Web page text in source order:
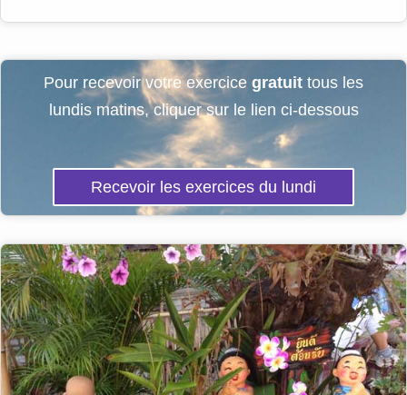
Pour recevoir votre exercice gratuit tous les
lundis matins, cliquer sur le lien ci-dessous
Recevoir les exercices du lundi